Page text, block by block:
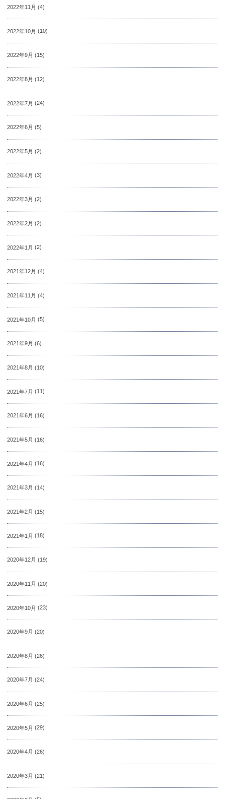
2022年11月 (4)
2022年10月 (10)
2022年9月 (15)
2022年8月 (12)
2022年7月 (24)
2022年6月 (5)
2022年5月 (2)
2022年4月 (3)
2022年3月 (2)
2022年2月 (2)
2022年1月 (2)
2021年12月 (4)
2021年11月 (4)
2021年10月 (5)
2021年9月 (6)
2021年8月 (10)
2021年7月 (11)
2021年6月 (16)
2021年5月 (16)
2021年4月 (16)
2021年3月 (14)
2021年2月 (15)
2021年1月 (18)
2020年12月 (19)
2020年11月 (20)
2020年10月 (23)
2020年9月 (20)
2020年8月 (26)
2020年7月 (24)
2020年6月 (25)
2020年5月 (29)
2020年4月 (26)
2020年3月 (21)